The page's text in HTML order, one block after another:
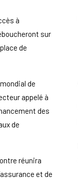
à
sur
de
de
appelé à
des
de
réunira
et de